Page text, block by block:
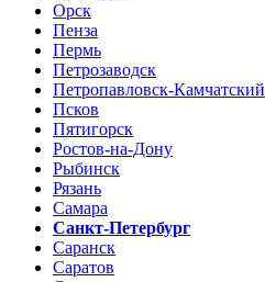
Орск
Пенза
Пермь
Петрозаводск
Петропавловск-Камчатский
Псков
Пятигорск
Ростов-на-Дону
Рыбинск
Рязань
Самара
Санкт-Петербург
Саранск
Саратов